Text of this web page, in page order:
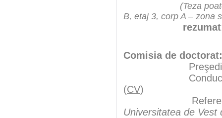
(Teza
B, etaj 3, corp A – zona
rezumat
Comisia de doctorat:
Conducător
(CV)
Universitatea de Vest